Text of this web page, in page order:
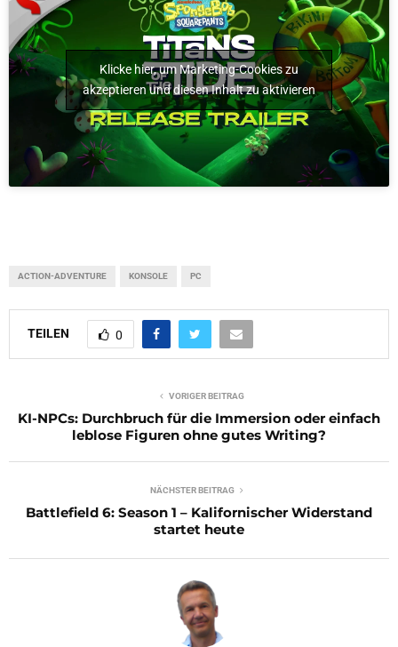
Klicke hier, um Marketing-Cookies zu
akzeptieren und diesen Inhalt zu aktivieren
ACTION-ADVENTURE KONSOLE PC
TEILEN 0
VORIGER BEITRAG
KI-NPCs: Durchbruch für die Immersion oder einfach
leblose Figuren ohne gutes Writing?
NÄCHSTER BEITRAG
Battlefield 6: Season 1 – Kalifornischer Widerstand
startet heute